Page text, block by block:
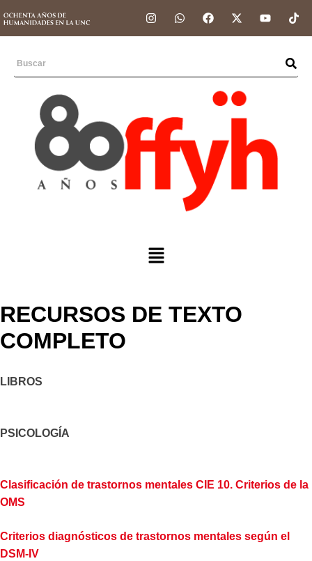
RECURSOS DE TEXTO
COMPLETO
LIBROS
PSICOLOGÍA
Clasificación de trastornos mentales CIE 10. Criterios de la
OMS
Criterios diagnósticos de trastornos mentales según el
DSM-IV